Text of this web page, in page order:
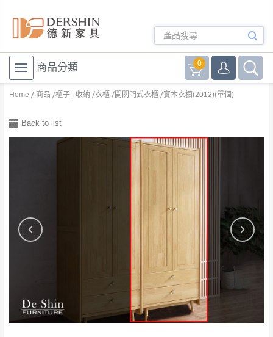
商品分類 0
Home 商品 櫃子 | 收納 衣櫃 開關門式衣櫃 實木衣櫥(2012)(單個)
Back to list